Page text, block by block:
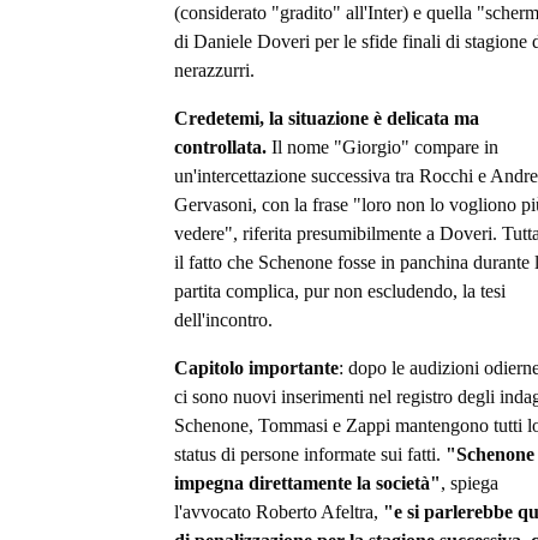
(considerato "gradito" all'Inter) e quella
di Daniele Doveri per le sfide finali di stagione
nerazzurri.
Credetemi, la situazione è delicata ma
controllata. Il nome "Giorgio" compare in
un'intercettazione successiva tra Rocchi e
Gervasoni, con la frase "loro non lo vogliono
vedere", riferita presumibilmente a Doveri.
il fatto che Schenone fosse in panchina durante
partita complica, pur non escludendo, la tesi
dell'incontro.
Capitolo importante: dopo le audizioni
ci sono nuovi inserimenti nel registro degli
Schenone, Tommasi e Zappi mantengono tutti
status di persone informate sui fatti.
impegna direttamente la società", spiega
l'avvocato Roberto Afeltra, "e si parlerebbe